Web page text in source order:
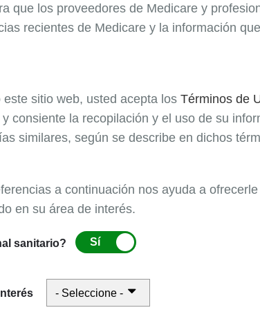
con la presentación inicial de
si procede
la necesidad del servicio
brindando los historiales médicos junto
que los proveedores de Medicare y
recientes de Medicare y la información
sitio web, usted acepta los Términos de
consiente la recopilación y el uso de su
similares, según se describe en dichos
a continuación nos ayuda a
en su área de interés.
sanitario? Sí